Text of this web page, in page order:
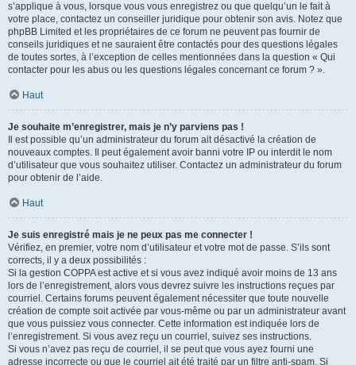
s’applique à vous, lorsque vous vous enregistrez ou que quelqu’un le fait à
votre place, contactez un conseiller juridique pour obtenir son avis. Notez que
phpBB Limited et les propriétaires de ce forum ne peuvent pas fournir de
conseils juridiques et ne sauraient être contactés pour des questions légales
de toutes sortes, à l’exception de celles mentionnées dans la question « Qui
contacter pour les abus ou les questions légales concernant ce forum ? ».
Haut
Je souhaite m’enregistrer, mais je n’y parviens pas !
Il est possible qu’un administrateur du forum ait désactivé la création de
nouveaux comptes. Il peut également avoir banni votre IP ou interdit le nom
d’utilisateur que vous souhaitez utiliser. Contactez un administrateur du forum
pour obtenir de l’aide.
Haut
Je suis enregistré mais je ne peux pas me connecter !
Vérifiez, en premier, votre nom d’utilisateur et votre mot de passe. S’ils sont
corrects, il y a deux possibilités :
Si la gestion COPPA est active et si vous avez indiqué avoir moins de 13 ans
lors de l’enregistrement, alors vous devrez suivre les instructions reçues par
courriel. Certains forums peuvent également nécessiter que toute nouvelle
création de compte soit activée par vous-même ou par un administrateur avant
que vous puissiez vous connecter. Cette information est indiquée lors de
l’enregistrement. Si vous avez reçu un courriel, suivez ses instructions.
Si vous n’avez pas reçu de courriel, il se peut que vous ayez fourni une
adresse incorrecte ou que le courriel ait été traité par un filtre anti-spam. Si